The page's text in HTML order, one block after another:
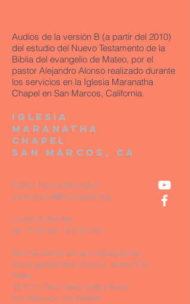
Audios de la versión B (a partir del 2010)
del estudio del Nuevo Testamento de la
Biblia del evangelio de Mateo, por el
pastor Alejandro Alonso realizado durante
los servicios en la Iglesia Maranatha
Chapel en San Marcos, California.
Iglesia
Maranatha
Chapel
San MARCOS, CA
Pastor Kenny Montalvo
sanmarcos@imchapel.org
Lunes a Viernes
de 10:00 am. a 5:00 pm.
Nos reunimos en las instalaciones
de la iglesia Rise Church, antes The
Oaks
1915 N. Twin Oaks Valley Road
San Marcos, CA 92069